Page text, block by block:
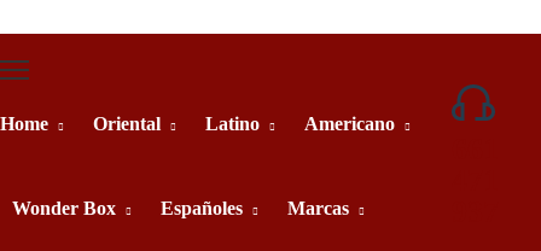
Home Oriental Latino Americano
Wonder Box Españoles Marcas